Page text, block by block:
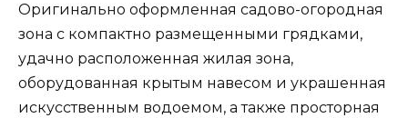
Оригинально оформленная садово-огородная
зона с компактно размещенными грядками,
удачно расположенная жилая зона,
оборудованная крытым навесом и украшенная
искусственным водоемом, а также просторная